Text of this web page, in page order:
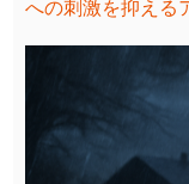
への刺激を抑える